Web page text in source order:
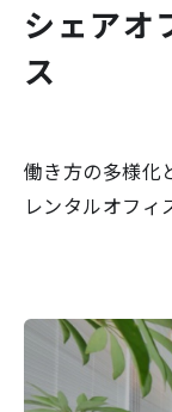
シェアオ
ス
働き方の多様化
レンタルオフィ